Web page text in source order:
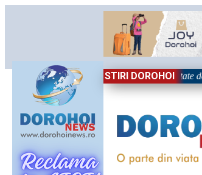
STIRI DOROHOI
„Grigore Ghica” Dorohoi - Activitate de